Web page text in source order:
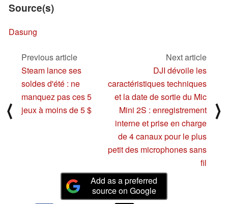
Source(s)
Dasung
⟨
Previous article
Steam lance ses
soldes d'été : ne
manquez pas ces 5
jeux à moins de 5 $
Next article
DJI dévoile les
caractéristiques techniques
et la date de sortie du Mic
Mini 2S : enregistrement
interne et prise en charge
de 4 canaux pour le plus
petit des microphones sans
fil
⟩
Add as a preferred
source on Google